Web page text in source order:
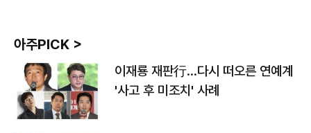
아주PICK >
이재룡 재판行…다시 떠오른 연예계
'사고 후 미조치' 사례